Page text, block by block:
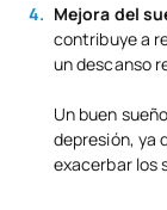
Mejora del
contribuye a
un descanso
Un buen
depresión, ya
exacerbar los